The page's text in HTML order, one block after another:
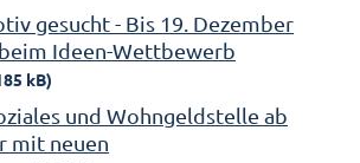
gesucht - Bis 19. Dezember
Ideen-Wettbewerb
kB)
und Wohngeldstelle ab
mit neuen